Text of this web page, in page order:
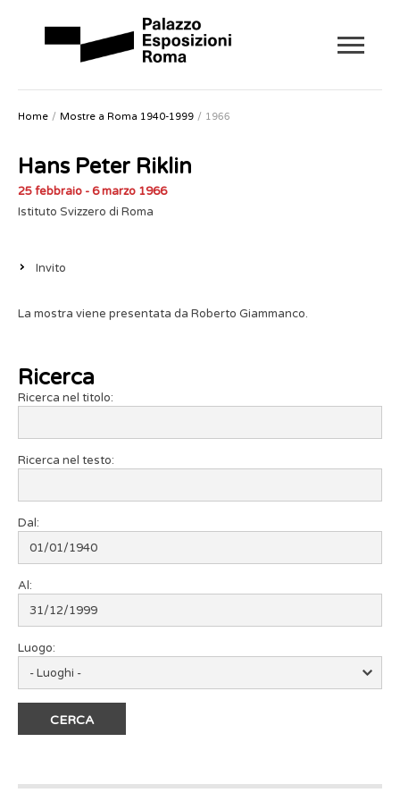
Home Mostre a Roma 1940-1999 1966
Hans Peter Riklin
25 febbraio - 6 marzo 1966
Istituto Svizzero di Roma
Invito
La mostra viene presentata da Roberto Giammanco.
Ricerca
Ricerca nel titolo:
Ricerca nel testo:
Dal:
Al:
Luogo: